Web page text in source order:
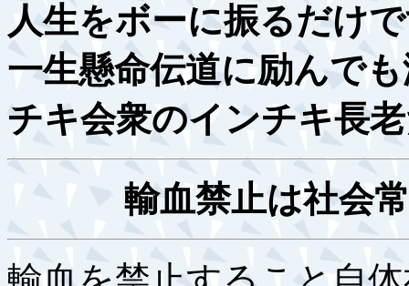
人生をボーに振るだけ
一生懸命伝道に励んで
チキ会衆のインチキ長
輸血禁止は社会